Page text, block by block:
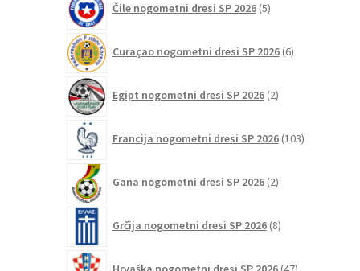
Čile nogometni dresi SP 2026 5izdelkov
Curaçao nogometni dresi SP 2026 6izdelkov
Egipt nogometni dresi SP 2026 2izdelka
Francija nogometni dresi SP 2026 103izdelki
Gana nogometni dresi SP 2026 2izdelka
Grčija nogometni dresi SP 2026 8izdelkov